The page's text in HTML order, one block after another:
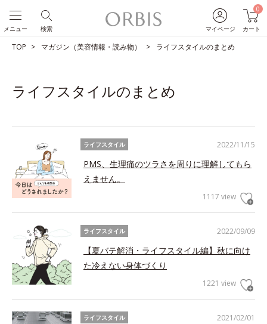
マイページ
0
カート
検索
メニュー
TOP マガジン（美容情報・読み物） ライフスタイルのまとめ
ライフスタイルのまとめ
2022/11/15
ライフスタイル
PMS、生理痛のツラさを周りに理解してもら
えません。
1117 view
2022/09/09
ライフスタイル
【夏バテ解消・ライフスタイル編】秋に向け
た冷えない身体づくり
1221 view
2021/02/01
ライフスタイル